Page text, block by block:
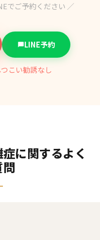
でご予約ください ／
LINE予約
こい勧誘なし
に関するよく